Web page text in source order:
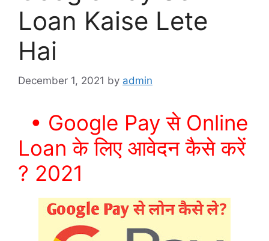
Loan Kaise Lete
Hai
December 1, 2021 by admin
• Google Pay से Online
Loan के लिए आवेदन कैसे करें
? 2021